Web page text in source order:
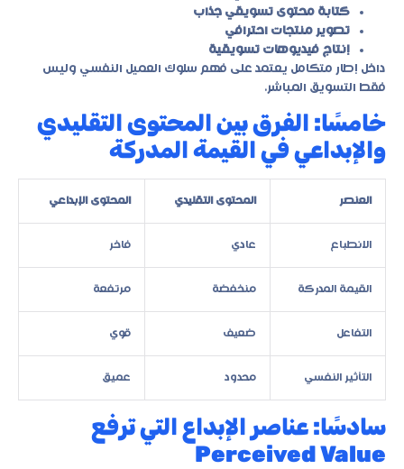
كتابة محتوى تسويقي جذاب
تصوير منتجات احترافي
إنتاج فيديوهات تسويقية
داخل إطار متكامل يعتمد على فهم سلوك العميل النفسي وليس
فقط التسويق المباشر.
خامسًا: الفرق بين المحتوى التقليدي
والإبداعي في القيمة المدركة
العنصر المحتوى التقليدي المحتوى الإبداعي
الانطباع عادي فاخر
القيمة المدركة منخفضة مرتفعة
التفاعل ضعيف قوي
التأثير النفسي محدود عميق
سادسًا: عناصر الإبداع التي ترفع
Perceived Value